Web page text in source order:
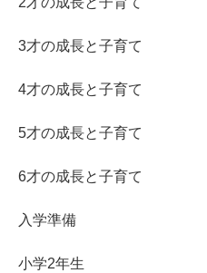
3才の成長と子育て
4才の成長と子育て
5才の成長と子育て
6才の成長と子育て
入学準備
小学2年生